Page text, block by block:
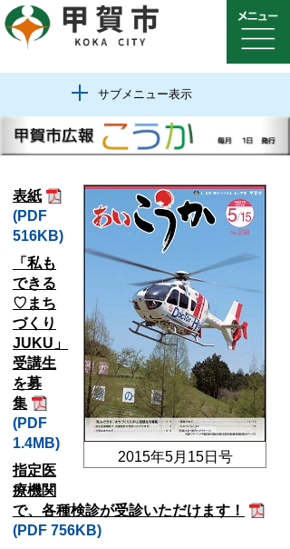
サブメニュー表示
2015年5月15日号
表紙
(PDF
516KB)
「私も
できる
♡まち
づくり
JUKU」
受講生
を募
集
(PDF
1.4MB)
指定医
療機関
で、各種検診が受診いただけます！
(PDF 756KB)